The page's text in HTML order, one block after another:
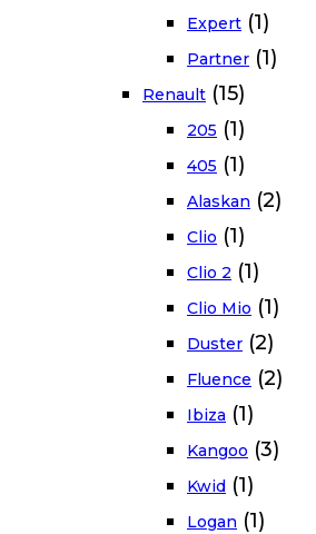
Expert (1)
Partner (1)
Renault (15)
205 (1)
405 (1)
Alaskan (2)
Clio (1)
Clio 2 (1)
Clio Mio (1)
Duster (2)
Fluence (2)
Ibiza (1)
Kangoo (3)
Kwid (1)
Logan (1)